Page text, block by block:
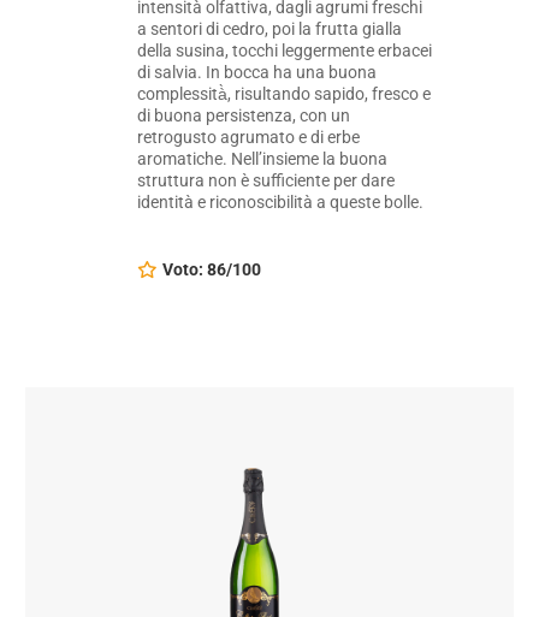
intensità olfattiva, dagli agrumi freschi
a sentori di cedro, poi la frutta gialla
della susina, tocchi leggermente erbacei
di salvia. In bocca ha una buona
complessità̀, risultando sapido, fresco e
di buona persistenza, con un
retrogusto agrumato e di erbe
aromatiche. Nell’insieme la buona
struttura non è sufficiente per dare
identità e riconoscibilità a queste bolle.
Voto: 86/100